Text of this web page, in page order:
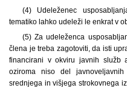
(4) Udeleženec
tematiko lahko udeleži le enkrat v
(5) Za udeleženca
člena je treba zagotoviti, da isti
financirani v okviru javnih služb
oziroma niso del javnoveljavnih
srednjega in višjega strokovnega